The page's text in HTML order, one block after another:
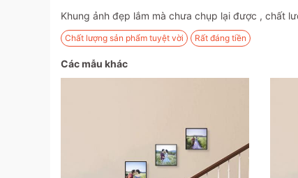
Khung ảnh đẹp lắm mà chưa chụp lại được , chất
Chất lượng sản phẩm tuyệt vời Rất đáng tiền
Các mẫu khác